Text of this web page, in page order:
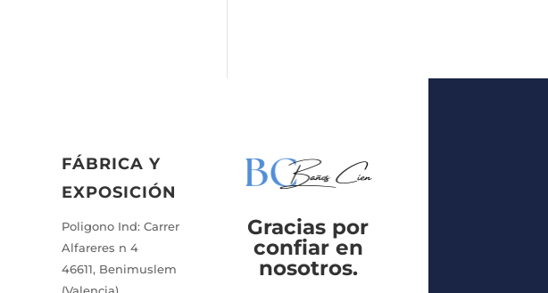
FÁBRICA Y
EXPOSICIÓN
Poligono Ind: Carrer
Alfareres n 4
46611, Benimuslem
Gracias por
confiar en
nosotros.